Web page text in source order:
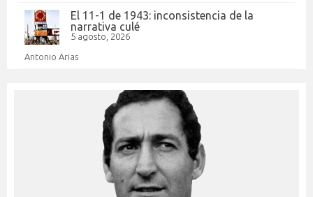
El 11-1 de 1943: inconsistencia de la
narrativa culé
5 agosto, 2026
Antonio Arias